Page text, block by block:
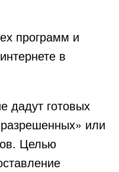
программ и
в
дадут готовых
или
Целью